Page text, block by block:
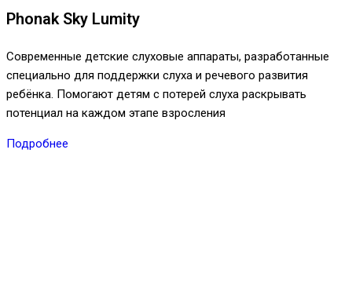
Phonak Sky Lumity
Современные детские слуховые аппараты, разработанные
специально для поддержки слуха и речевого развития
ребёнка. Помогают детям с потерей слуха раскрывать
потенциал на каждом этапе взросления
Подробнее